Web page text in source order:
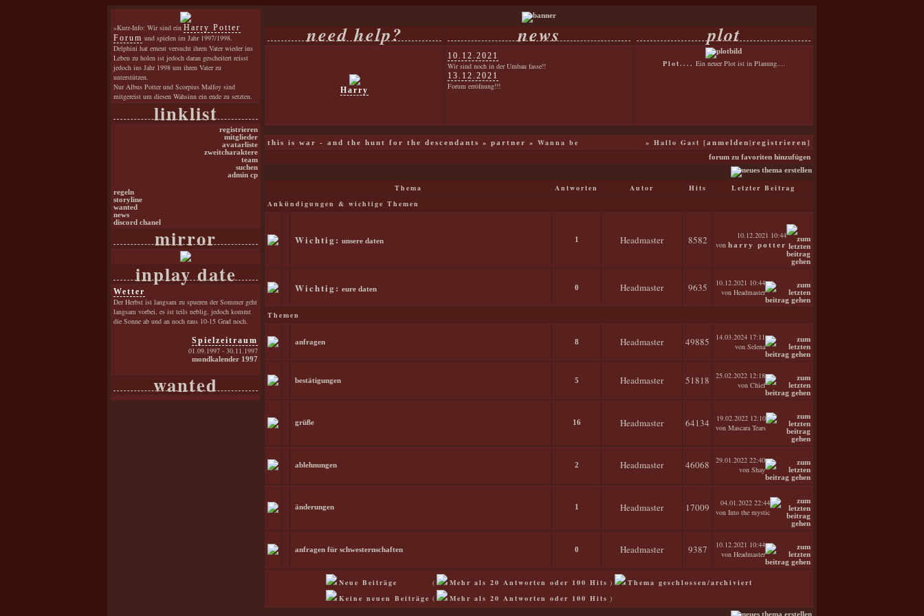
»Kurz-Info: Wir sind ein Harry Potter
Forum und spielen im Jahr 1997/1998.
Delphini hat erneut versucht ihren Vater wieder ins
Leben zu holen ist jedoch daran gescheitert reisst
jedoch ins Jahr 1998 um ihren Vater zu
unterstützen.
Nur Albus Potter und Scorpius Malfoy sind
mitgereist um diesen Wahsinn ein ende zu setzten.
linklist
registrieren
mitglieder
avatarliste
zweitcharaktere
team
suchen
admin cp
regeln
storyline
wanted
news
discord chanel
mirror
inplay date
Wetter
Der Herbst ist langsam zu spueren der Sommer geht
langsam vorbei, es ist teils neblig, jedoch kommt
die Sonne ab und an noch raus 10-15 Grad noch.
Spielzeitraum
01.09.1997 - 30.11.1997
mondkalender 1997
wanted
need help? news plot
Harry
10.12.2021
Wir sind noch in der Umbau fasse!!
13.12.2021
Forum erröfnung!!!
Plot.... Ein neuer Plot ist in Planung....
this is war - and the hunt for the descendants » partner » Wanna be » Hallo Gast [anmelden|registrieren]
forum zu favoriten hinzufügen
Thema Antworten Autor Hits
Letzter Beitrag
Ankündigungen & wichtige Themen
Wichtig: unsere daten 1 Headmaster 8582 10.12.2021 10:44
von harry potter
Wichtig: eure daten 0 Headmaster 9635 10.12.2021 10:44
von Headmaster
Themen
anfragen 8 Headmaster 49885 14.03.2024 17:11
von Selena
bestätigungen 5 Headmaster 51818 25.02.2022 12:18
von Chief
grüße 16 Headmaster 64134 19.02.2022 12:10
von Mascara Tears
ablehnungen 2 Headmaster 46068 29.01.2022 22:40
von Shay
änderungen 1 Headmaster 17009 04.01.2022 22:44
von Into the mystic
anfragen für schwesternschaften 0 Headmaster 9387 10.12.2021 10:44
von Headmaster
Neue Beiträge ( Mehr als 20 Antworten oder 100 Hits )
Thema geschlossen/archiviert
Keine neuen Beiträge ( Mehr als 20 Antworten oder 100 Hits )